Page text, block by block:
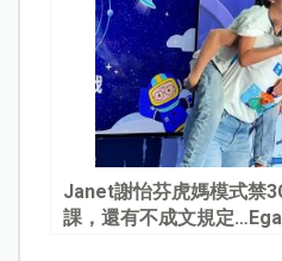
Janet謝怡芬虎媽模式禁
課，還有不成文規定